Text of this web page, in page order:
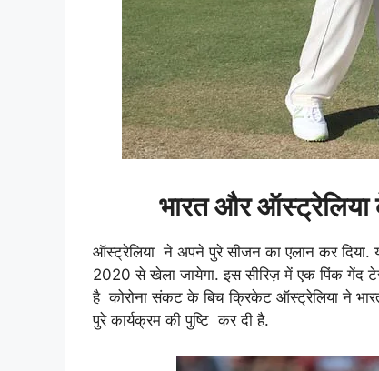
भारत और ऑस्ट्रेलिया
ऑस्ट्रेलिया ने अपने पुरे सीजन का एलान कर दिया.
2020 से खेला जायेगा. इस सीरिज़ में एक पिंक गेंद
है कोरोना संकट के बिच क्रिकेट ऑस्ट्रेलिया ने
पुरे कार्यक्रम की पुष्टि कर दी है.